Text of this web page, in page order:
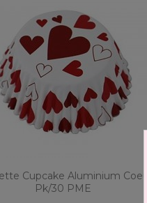
Cupcake Aluminium Coeur
Pk/30 PME